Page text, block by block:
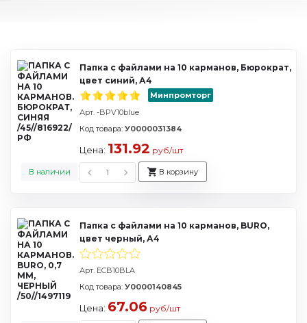
Папка с файлами на 10 карманов, Бюрократ,
цвет синий, А4
Минпромторг
Арт. -BPV10blue
В наличии
Код товара: У0000031384
Цена: 131.92 руб/шт
В корзину
Папка с файлами на 10 карманов, BURO,
цвет черный, А4
Арт. ECB10BLA
Код товара: У0000140845
Цена: 67.06 руб/шт